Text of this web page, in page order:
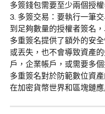
多簽錢包需要至少兩個授
3. 多簽交易：要執行一筆
到足夠數量的授權者簽名
多重簽名提供了額外的安
或丟失，也不會導致資產
戶，企業帳戶，或需要多
多重簽名對於防範數位資
在加密貨幣世界和區塊鏈